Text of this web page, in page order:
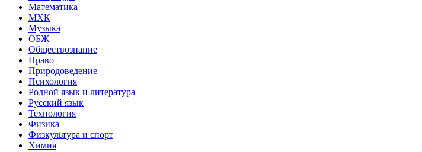
Математика
МХК
Музыка
ОБЖ
Обществознание
Право
Природоведение
Психология
Родной язык и литература
Русский язык
Технология
Физика
Физкультура и спорт
Химия